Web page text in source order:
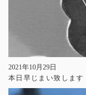
2021年10月29日
本日早じまい致します